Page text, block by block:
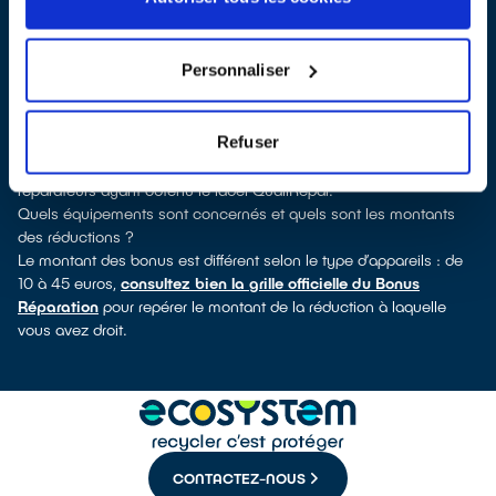
Personnaliser
Refuser
. En cliquant sur la fiche détaillée du réparateur, vous
verrez pour quels types d’appareils ce professionnel a obtenu le
téléphone mobile, outillage électroportatif : à chaque famille
d’appareils son réparateur spécialisé et labellisé QualiRépar.
Comment bénéficier du Bonus Réparation à Limours ?
Déduit instantanément et de manière visible de la facture de
réparation, le Bonus Réparation est en vigueur chez tous les
réparateurs ayant obtenu le label QualiRépar.
Quels équipements sont concernés et quels sont les montants
des réductions ?
Le montant des bonus est différent selon le type d’appareils : de
10 à 45 euros, consultez bien la grille officielle du Bonus
Réparation pour repérer le montant de la réduction à laquelle
vous avez droit.
CONTACTEZ-NOUS